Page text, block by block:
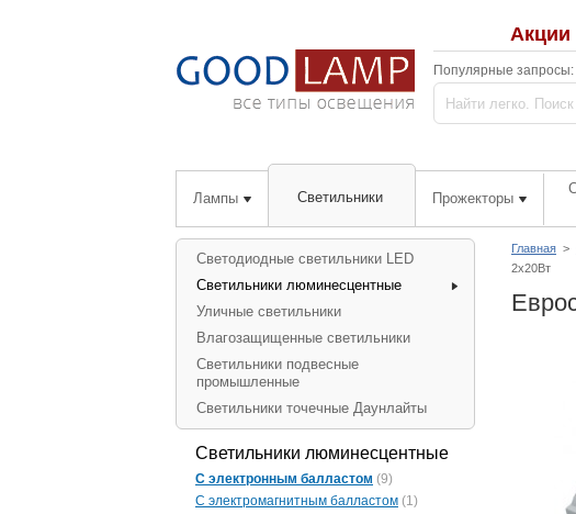
Акции
Популярные запросы:
Лампы Светильники Прожекторы
Главная >
2х20Вт
Светодиодные светильники LED
Светильники люминесцентные
Уличные светильники
Влагозащищенные светильники
Светильники подвесные
промышленные
Светильники точечные Даунлайты
Светильники люминесцентные
С электронным балластом (9)
С электромагнитным балластом (1)